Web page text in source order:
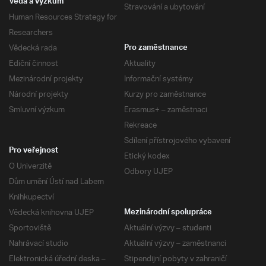
Stravování a ubytování
Human Resources Strategy for
Researchers
Vědecká rada
Ediční činnost
Mezinárodní projekty
Národní projekty
Smluvní výzkum
Pro zaměstnance
Aktuality
Informační systémy
Kurzy pro zaměstnance
Erasmus+ – zaměstnaci
Rekreace
Sdílení přístrojového vybavení
Etický kodex
Odbory UJEP
Pro veřejnost
O Univerzitě
Dům umění Ústí nad Labem
Knihkupectví
Vědecká knihovna UJEP
Sportoviště
Nahrávací studio
Elektronická úřední deska –
Mezinárodní spolupráce
Aktuální výzvy – studenti
Aktuální výzvy – zaměstnanci
Stipendijní pobyty v zahraničí